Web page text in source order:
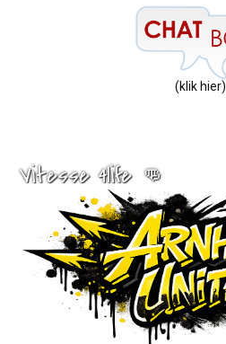
(klik hier)
Vitesse 4life 👊